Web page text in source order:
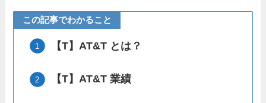
この記事でわかること
【T】AT&T とは？
【T】AT&T業績